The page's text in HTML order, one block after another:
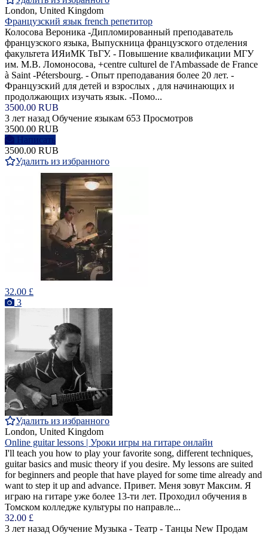
London, United Kingdom
Французский язык french репетитор
Колосова Вероника -Дипломированный преподаватель
французского языка, Выпускница французского отделения
факультета ИЯиМК ТвГУ. - Повышение квалификации МГУ
им. М.В. Ломоносова, +centre culturel de l'Ambassade de France
à Saint -Pétersbourg. - Опыт преподавания более 20 лет. -
Французский для детей и взрослых , для начинающих и
продолжающих изучать язык. -Помо...
3500.00 RUB
3 лет назад Обучение языкам 653 Просмотров
3500.00 RUB
Написать
3500.00 RUB
Удалить из избранного
32.00 £
3
Удалить из избранного
London, United Kingdom
Online guitar lessons | Уроки игры на гитаре онлайн
I'll teach you how to play your favorite song, different techniques,
guitar basics and music theory if you desire. My lessons are suited
for beginners and people that have played for some time already and
want to step it up and advance. Привет. Меня зовут Максим. Я
играю на гитаре уже более 13-ти лет. Проходил обучения в
Томском колледже культуры по направле...
32.00 £
3 лет назад Обучение Музыка - Театр - Танцы New Продам